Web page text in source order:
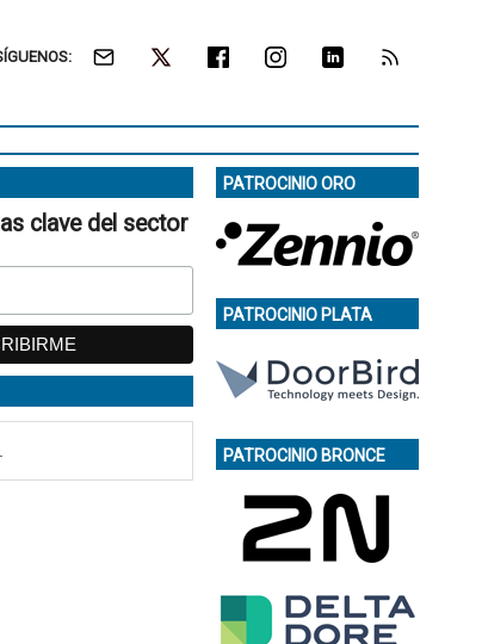
clave del sector
PATROCINIO ORO
PATROCINIO PLATA
PATROCINIO BRONCE